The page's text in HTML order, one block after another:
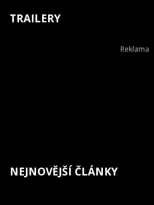
TRAILERY
NEJNOVĚJŠÍ ČLÁNKY